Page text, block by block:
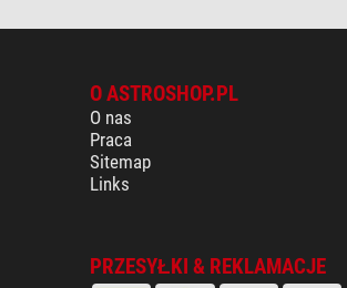
O ASTROSHOP.PL
O nas
Praca
Sitemap
Links
PRZESYŁKI & REKLAMACJE